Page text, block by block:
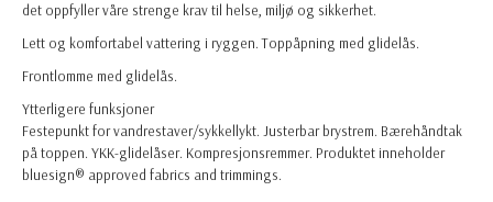
det oppfyller våre strenge krav til helse, miljø og sikkerhet.
Lett og komfortabel vattering i ryggen. Toppåpning med glidelås.
Frontlomme med glidelås.
Ytterligere funksjoner
Festepunkt for vandrestaver/sykkellykt. Justerbar brystrem. Bærehåndtak
på toppen. YKK-glidelåser. Kompresjonsremmer. Produktet inneholder
bluesign® approved fabrics and trimmings.